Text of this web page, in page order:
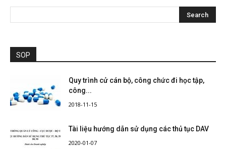
SOP
Quy trình cử cán bộ, công chức đi học tập,
công...
2018-11-15
Tài liệu hướng dẫn sử dụng các thủ tục DAV
2020-01-07